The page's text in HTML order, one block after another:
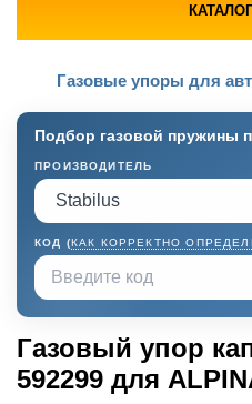
Газовые упоры для
Подбор газовой пружины
ПРОИЗВОДИТЕЛЬ
КОД (КАК КОРРЕКТНО
Газовый упор
592299 для